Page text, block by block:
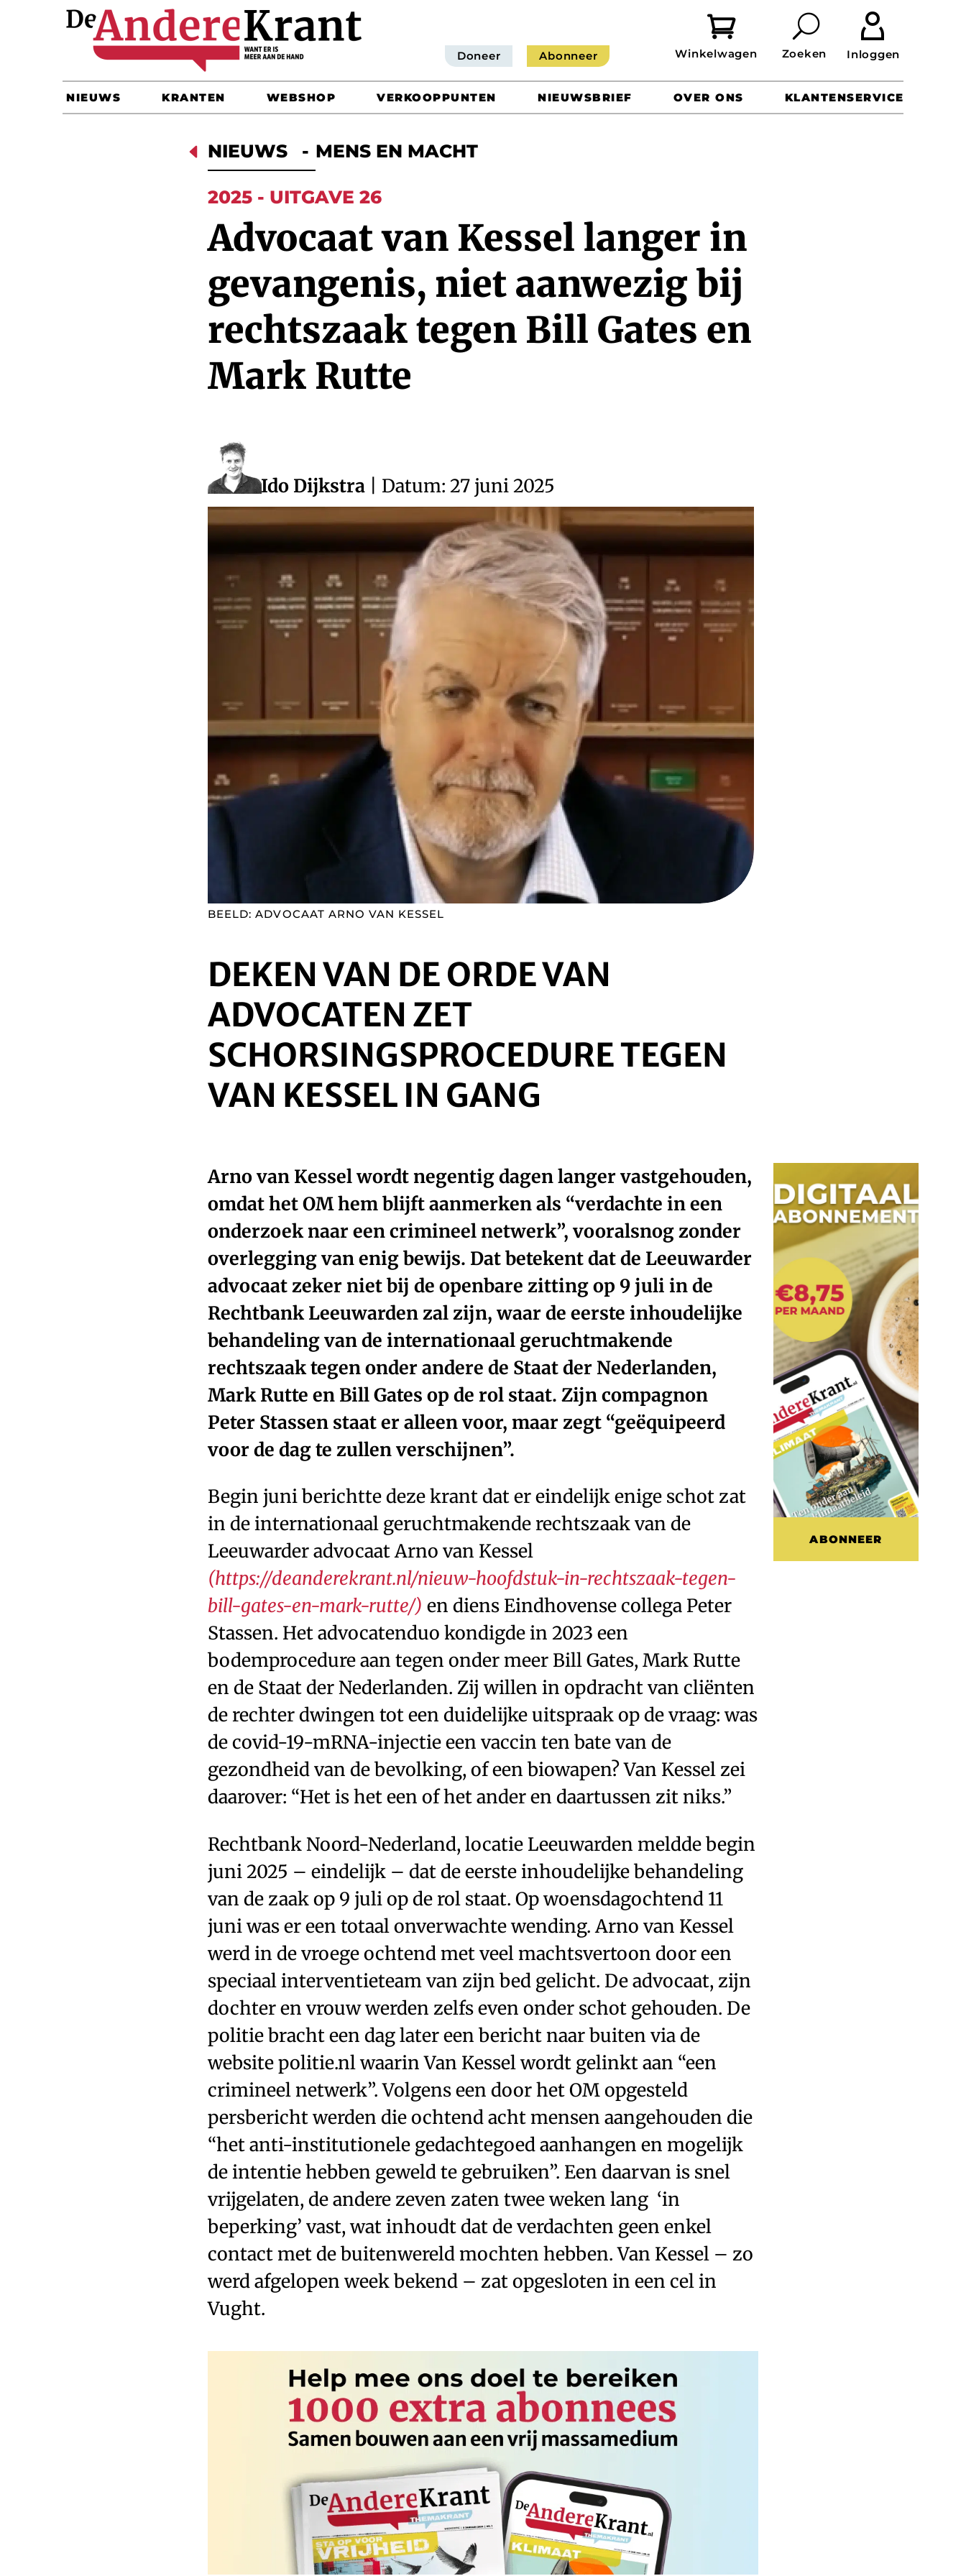
Doneer Abonneer
 
NIEUWS KRANTEN WEBSHOP VERKOOPPUNTEN NIEUWSBRIEF OVER ONS KLANTENSERVICE
D NIEUWS - MENS EN MACHT
2025 - UITGAVE 26
Advocaat van Kessel langer in
gevangenis, niet aanwezig bij
rechtszaak tegen Bill Gates en
Mark Rutte
Ido Dijkstra| Datum: 27 juni 2025
BEELD: ADVOCAAT ARNO VAN KESSEL
DEKEN VAN DE ORDE VAN
ADVOCATEN ZET
SCHORSINGSPROCEDURE TEGEN
VAN KESSEL IN GANG
Arno van Kessel wordt negentig dagen langer vastgehouden,
omdat het OM hem blijft aanmerken als “verdachte in een
onderzoek naar een crimineel netwerk”, vooralsnog zonder
overlegging van enig bewijs. Dat betekent dat de Leeuwarder
advocaat zeker niet bij de openbare zitting op 9 juli in de
Rechtbank Leeuwarden zal zijn, waar de eerste inhoudelijke
behandeling van de internationaal geruchtmakende
rechtszaak tegen onder andere de Staat der Nederlanden,
Mark Rutte en Bill Gates op de rol staat. Zijn compagnon
Peter Stassen staat er alleen voor, maar zegt “geëquipeerd
voor de dag te zullen verschijnen”.
Begin juni berichtte deze krant dat er eindelijk enige schot zat
in de internationaal geruchtmakende rechtszaak van de
Leeuwarder advocaat Arno van Kessel
(https://deanderekrant.nl/nieuw-hoofdstuk-in-rechtszaak-tegen-
bill-gates-en-mark-rutte/) en diens Eindhovense collega Peter
Stassen. Het advocatenduo kondigde in 2023 een
bodemprocedure aan tegen onder meer Bill Gates, Mark Rutte
en de Staat der Nederlanden. Zij willen in opdracht van cliënten
de rechter dwingen tot een duidelijke uitspraak op de vraag: was
de covid-19-mRNA-injectie een vaccin ten bate van de
gezondheid van de bevolking, of een biowapen? Van Kessel zei
daarover: “Het is het een of het ander en daartussen zit niks.”
Rechtbank Noord-Nederland, locatie Leeuwarden meldde begin
juni 2025 – eindelijk – dat de eerste inhoudelijke behandeling
van de zaak op 9 juli op de rol staat. Op woensdagochtend 11
juni was er een totaal onverwachte wending. Arno van Kessel
werd in de vroege ochtend met veel machtsvertoon door een
speciaal interventieteam van zijn bed gelicht. De advocaat, zijn
dochter en vrouw werden zelfs even onder schot gehouden. De
politie bracht een dag later een bericht naar buiten via de
website politie.nl waarin Van Kessel wordt gelinkt aan “een
crimineel netwerk”. Volgens een door het OM opgesteld
persbericht werden die ochtend acht mensen aangehouden die
“het anti-institutionele gedachtegoed aanhangen en mogelijk
de intentie hebben geweld te gebruiken”. Een daarvan is snel
vrijgelaten, de andere zeven zaten twee weken lang ‘in
beperking’ vast, wat inhoudt dat de verdachten geen enkel
contact met de buitenwereld mochten hebben. Van Kessel – zo
werd afgelopen week bekend – zat opgesloten in een cel in
Vught.
ABONNEER